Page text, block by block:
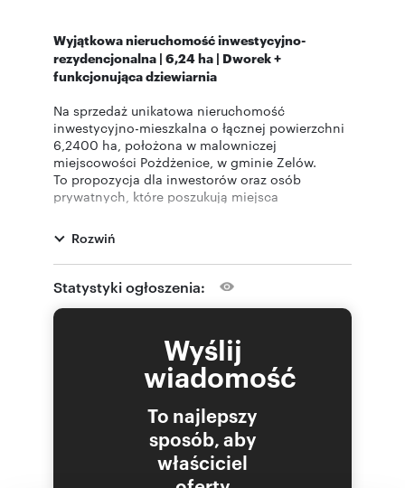
Wyjątkowa nieruchomość inwestycyjno-
rezydencjonalna | 6,24 ha | Dworek +
funkcjonująca dziewiarnia
Na sprzedaż unikatowa nieruchomość
inwestycyjno-mieszkalna o łącznej powierzchni
6,2400 ha, położona w malowniczej
miejscowości Pożdżenice, w gminie Zelów.
To propozycja dla inwestorów oraz osób
prywatnych, które poszukują miejsca
życia w otoczeniu natury z prowadzeniem
dochodowej działalności gospodarczej.
Wymiary działki ok.
Działki nr 883 oraz 884 : 500m x 120m x 470m
x 60m
Przeznaczenie w MPZP:
• RL - tereny rolnicze z prawem zalesiania
• 15 P - tereny zabudowy produkcyjnej, składów i
Rozwiń
Statystyki ogłoszenia:
Wyślij
wiadomość
To najlepszy
sposób, aby
właściciel